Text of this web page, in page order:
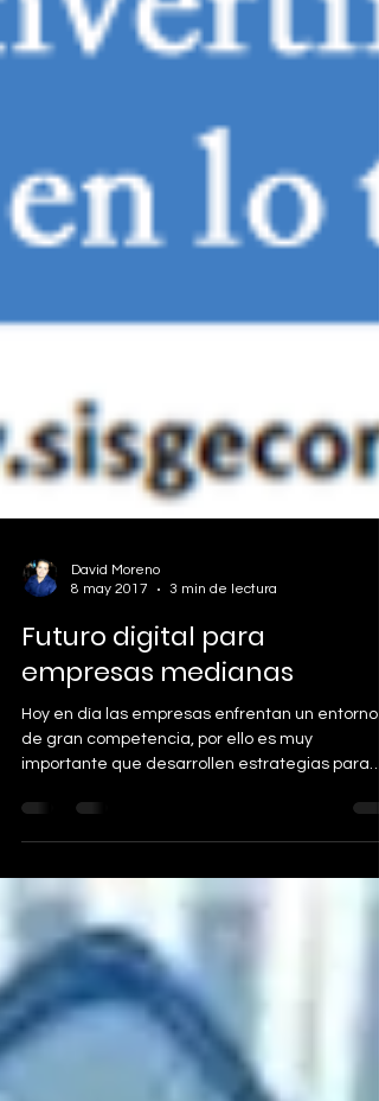
Futuro digital para
empresas medianas
Hoy en día las empresas enfrentan un entorno
de gran competencia, por ello es muy